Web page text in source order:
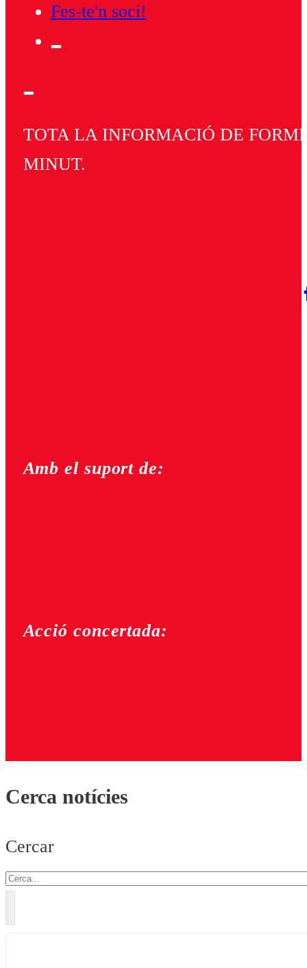
Fes-te'n soci!
TOTA LA INFORMACIÓ DE
MINUT.
Amb el suport de:
Acció concertada:
Cerca notícies
Cercar